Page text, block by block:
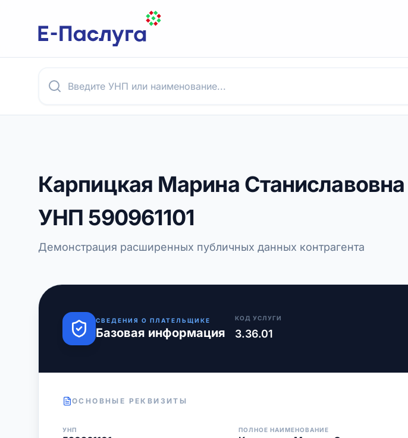
Карпицкая Марина Станиславовна
УНП 590961101
Демонстрация расширенных публичных данных контрагента
СВЕДЕНИЯ О ПЛАТЕЛЬЩИКЕ
Базовая информация
КОД УСЛУГИ
3.36.01
ОСНОВНЫЕ РЕКВИЗИТЫ
УНП ПОЛНОЕ НАИМЕНОВАНИЕ